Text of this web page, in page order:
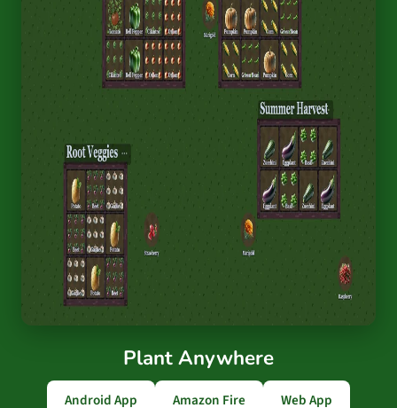
Plant Anywhere
Android App Amazon Fire Web App